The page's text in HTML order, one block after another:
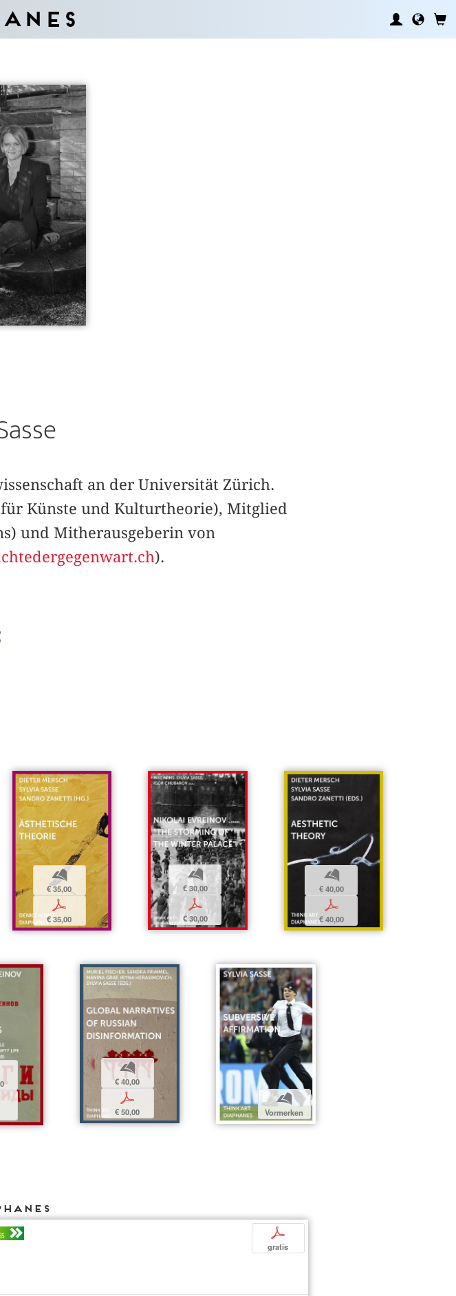
an der Universität Zürich.
Künste und Kulturtheorie), Mitglied
und Mitherausgeberin von
).
b
€ 35,00
p
€ 35,00
b
€ 30,00
p
€ 30,00
b
€ 40,00
p
€ 40,00
b
€ 40,00
p
€ 50,00
b
Vormerken
p
gratis